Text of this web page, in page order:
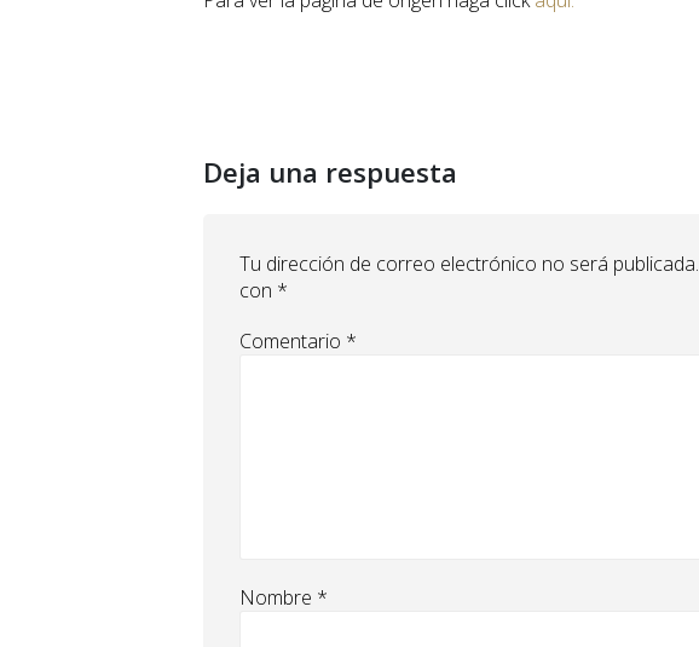
Deja una respuesta
Tu dirección de correo electrónico no será publicada.
con *
Comentario *
Nombre *